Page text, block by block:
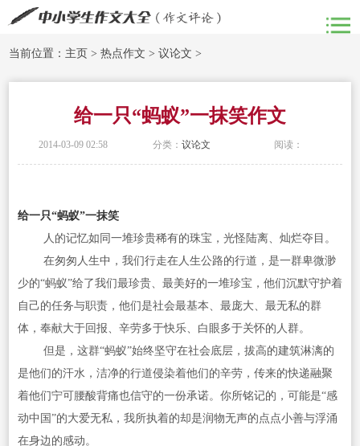
当前位置： 主页 >热点作文 >议论文 >
给一只“蚂蚁”一抹笑作文
2014-03-09 02:58 分类： 议论文 阅读：
给一只“蚂蚁”一抹笑
人的记忆如同一堆珍贵稀有的珠宝，光怪陆离、灿烂夺目。
在匆匆人生中，我们行走在人生公路的行道，是一群卑微渺
少的“蚂蚁”给了我们最珍贵、最美好的一堆珍宝，他们沉默守护着
自己的任务与职责，他们是社会最基本、最庞大、最无私的群
体，奉献大于回报、辛劳多于快乐、白眼多于关怀的人群。
但是，这群“蚂蚁”始终坚守在社会底层，拔高的建筑淋漓的
是他们的汗水，洁净的行道侵染着他们的辛劳，传来的快递融聚
着他们宁可腰酸背痛也信守的一份承诺。你所铭记的，可能是“感
动中国”的大爱无私，我所执着的却是润物无声的点点小善与浮涌
在身边的感动。